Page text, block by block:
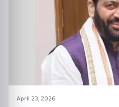
April 23, 2026